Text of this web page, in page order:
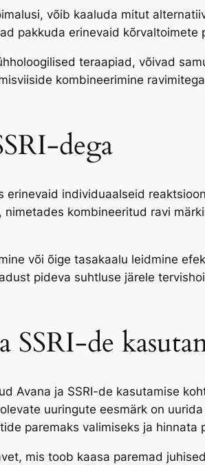
võib kaaluda mitut
pakkuda erinevaid kõrvaltoimete
teraapiad, võivad
kombineerimine
dega
individuaalseid
kombineeritud ravi
või õige tasakaalu leidmine
pideva suhtluse järele
SSRI-de
Avana ja SSRI-de kasutamise
uuringute eesmärk on
paremaks valimiseks ja hinnata
mis toob kaasa paremad